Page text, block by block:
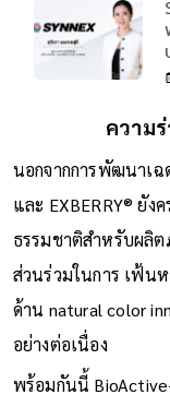
ความ
นอกจากการพัฒนาเฉ
และ EXBERRY® ยั
ธรรมชาติสำหรับผลิต
ส่วนร่วมในการ เฟ้น
ด้าน natural color
อย่างต่อเนื่อง
พร้อมกันนี้